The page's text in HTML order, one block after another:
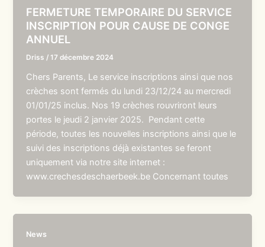
FERMETURE TEMPORAIRE DU SERVICE
INSCRIPTION POUR CAUSE DE CONGE
ANNUEL
Driss /17 décembre 2024
Chers Parents, Le service inscriptions ainsi que nos
crèches sont fermés du lundi 23/12/24 au mercredi
01/01/25 inclus. Nos 19 crèches rouvriront leurs
portes le jeudi 2 janvier 2025. Pendant cette
période, toutes les nouvelles inscriptions ainsi que le
suivi des inscriptions déjà existantes se feront
uniquement via notre site internet :
www.crechesdeschaerbeek.be Concernant toutes
News